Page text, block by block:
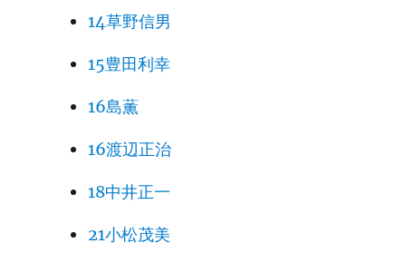
14草野信男
15豊田利幸
16島薫
16渡辺正治
18中井正一
21小松茂美